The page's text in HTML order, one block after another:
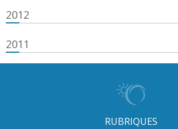
2012
2011
RUBRIQUES